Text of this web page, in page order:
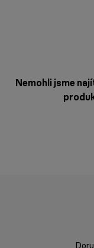
Nemohli jsme